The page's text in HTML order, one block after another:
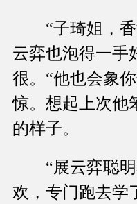
“子琦姐，香
云弈也泡得一手
很。“他也会象
惊。想起上次他
的样子。
“展云弈聪明
欢，专门跑去学